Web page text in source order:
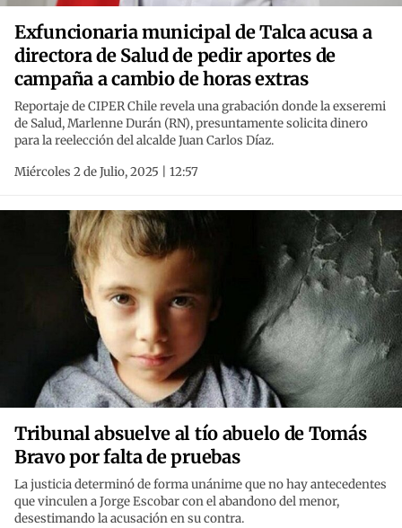
Exfuncionaria municipal de Talca acusa a
directora de Salud de pedir aportes de
campaña a cambio de horas extras
Reportaje de CIPER Chile revela una grabación donde la exseremi
de Salud, Marlenne Durán (RN), presuntamente solicita dinero
para la reelección del alcalde Juan Carlos Díaz.
Miércoles 2 de Julio, 2025 | 12:57
Tribunal absuelve al tío abuelo de Tomás
Bravo por falta de pruebas
La justicia determinó de forma unánime que no hay antecedentes
que vinculen a Jorge Escobar con el abandono del menor,
desestimando la acusación en su contra.